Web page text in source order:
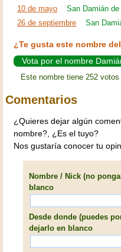
10 de mayo San Damián
26 de septiembre San
¿Te gusta este nombre
Vota por el nombre
Este nombre tiene 252 votos
Comentarios
¿Quieres dejar algún
nombre?, ¿Es el tuyo?
Nos gustaría conocer tu
Nombre / Nick (no
blanco
Desde donde (puedes
dejarlo en blanco